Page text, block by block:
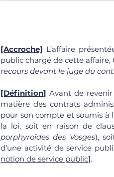
[Accroche] L’affaire
public chargé de cette affaire,
recours devant le juge du
[Définition] Avant de
matière des contrats
pour son compte et soumis à
la loi, soit en raison de
porphyroïdes des Vosges),
d’une activité de service
notion de service public].